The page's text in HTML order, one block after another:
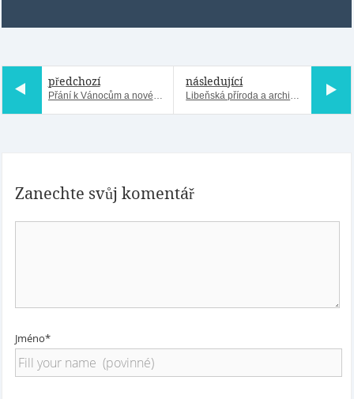
předchozí
Přání k Vánocům a novému roku
následující
Libeňská příroda a architektura
Zanechte svůj komentář
Jméno*